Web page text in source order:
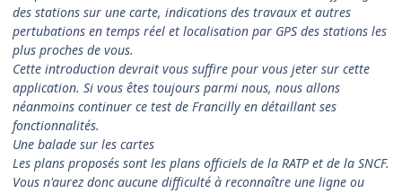
des stations sur une carte, indications des travaux et autres
pertubations en temps réel et localisation par GPS des stations les
plus proches de vous.
Cette introduction devrait vous suffire pour vous jeter sur cette
application. Si vous êtes toujours parmi nous, nous allons
néanmoins continuer ce test de Francilly en détaillant ses
fonctionnalités.
Une balade sur les cartes
Les plans proposés sont les plans officiels de la RATP et de la SNCF.
Vous n'aurez donc aucune difficulté à reconnaître une ligne ou